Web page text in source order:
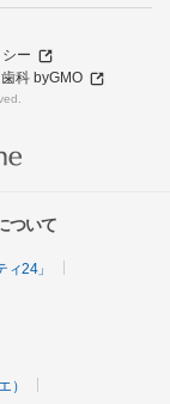
ー
科 byGMO
ついて
24」
）